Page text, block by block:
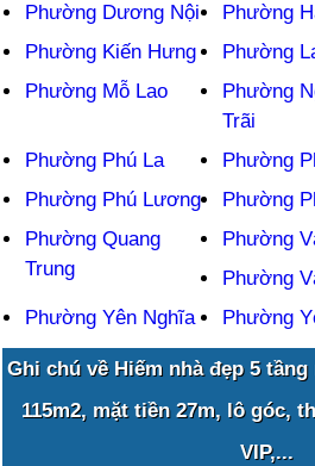
Phường Dương Nội
Phường
Phường Kiến Hưng
Phường
Phường Mỗ Lao
Phường
Trãi
Phường Phú La
Phường
Phường Phú Lương
Phường
Phường Quang
Trung
Phường
Phường
Phường Yên Nghĩa
Phường
Ghi chú về Hiếm nhà đẹp 5
115m2, mặt tiền 27m, lô góc,
VIP,...